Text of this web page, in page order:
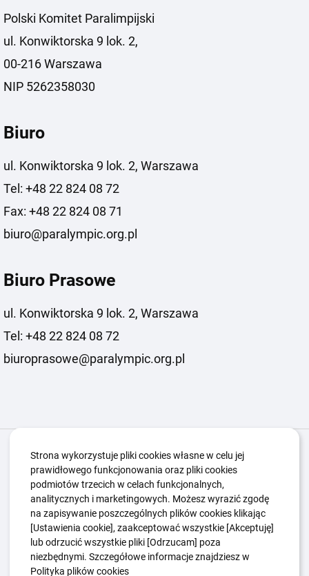
Polski Komitet Paralimpijski
ul. Konwiktorska 9 lok. 2,
00-216 Warszawa
NIP 5262358030
Biuro
ul. Konwiktorska 9 lok. 2, Warszawa
Tel: +48 22 824 08 72
Fax: +48 22 824 08 71
biuro@paralympic.org.pl
Biuro Prasowe
ul. Konwiktorska 9 lok. 2, Warszawa
Tel: +48 22 824 08 72
biuroprasowe@paralympic.org.pl
Igrzyska Paralimpijskie O nas
Kwalifikacje ZSK
Kluby Aktualności
Edukacja
Guttmanny Kontakt
Polityka Ochrony Dzieci
Sygnaliści
Polityka plików cookie
Strona wykorzystuje pliki cookies własne w celu jej
prawidłowego funkcjonowania oraz pliki cookies
podmiotów trzecich w celach funkcjonalnych,
analitycznych i marketingowych. Możesz wyrazić zgodę
na zapisywanie poszczególnych plików cookies klikając
[Ustawienia cookie], zaakceptować wszystkie [Akceptuję]
lub odrzucić wszystkie pliki [Odrzucam] poza
niezbędnymi. Szczegółowe informacje znajdziesz w
Polityka plików cookies